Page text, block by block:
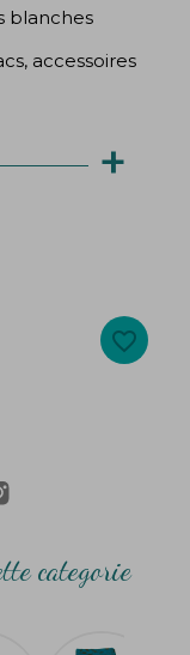
blanches
accessoires
+
selon votrefavorite_border
categorie